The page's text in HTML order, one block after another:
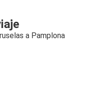
a Pamplona